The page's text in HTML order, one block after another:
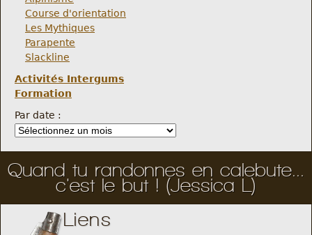
Course d'orientation
Les Mythiques
Parapente
Slackline
Activités Intergums
Formation
Par date :
Quand tu randonnes en calebute...
c'est le but ! (Jessica L)
Liens